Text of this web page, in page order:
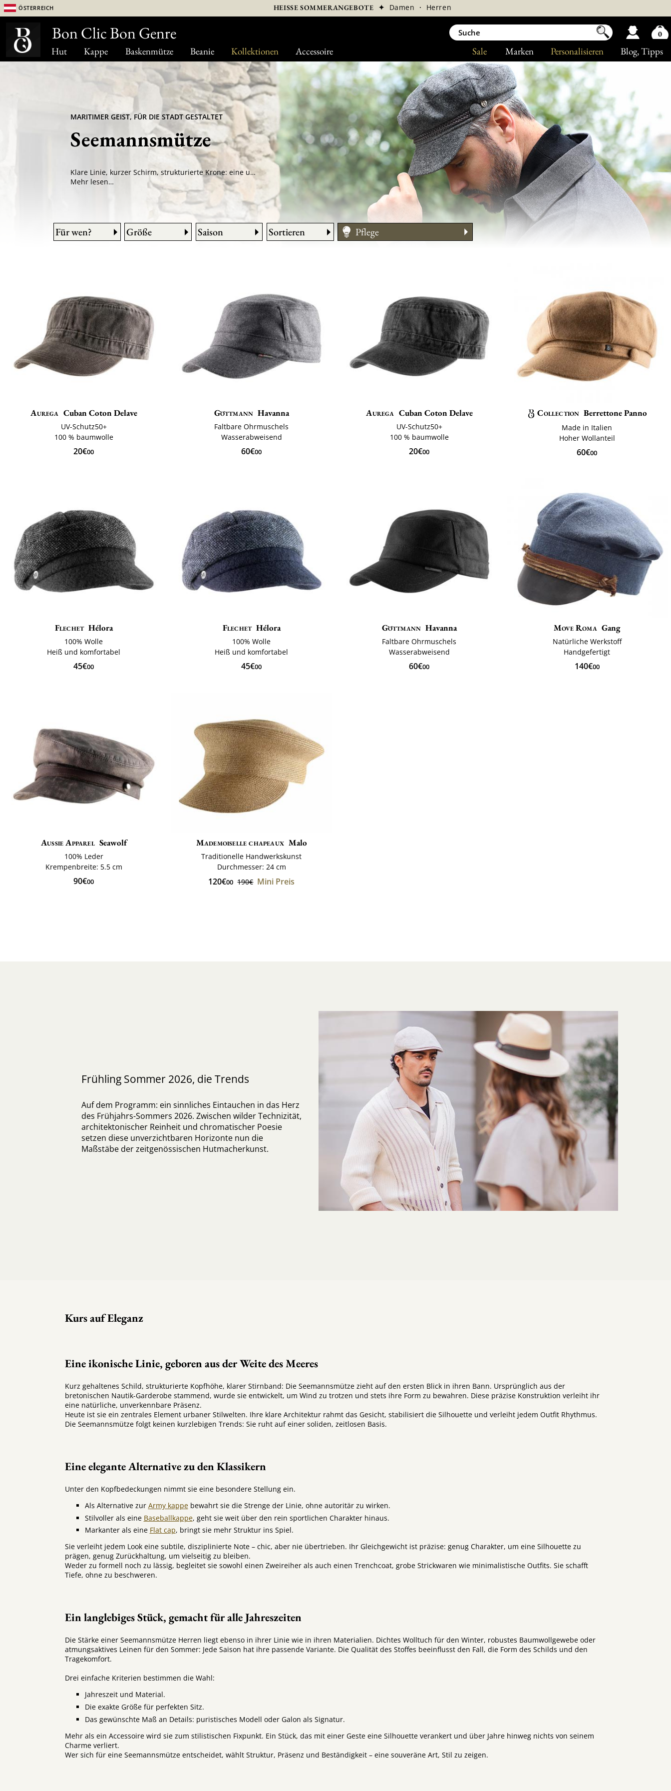
Hut Kappe Baskenmütze Beanie Kollektionen Accessoire Blog, Tipps
Personalisieren
Marken
Sale
Österreich HEISSE SOMMERANGEBOTE ✦ Damen · Herren
MARITIMER GEIST, FÜR DIE STADT GESTALTET
Seemannsmütze
Klare Linie, kurzer Schirm, strukturierte Krone: eine unverwechselbare Silhouette. An den Kais geboren und vom Wind geformt, trägt sie den Geist der hohen See in die urbane Eleganz. Wolltuch oder robuster Baumwollstoff, präzise Details: eine selbstbewusste Präsenz zwischen Bodenständigkeit und Freiheit.
Mehr lesen…
Für wen? Größe Saison Sortieren
Pflege
Größentabelle
Aurega Cuban Coton Delave
UV-Schutz50+
100 % baumwolle
20€00
Göttmann Havanna
Faltbare Ohrmuschels
Wasserabweisend
60€00
Aurega Cuban Coton Delave
UV-Schutz50+
100 % baumwolle
20€00
Collection Berrettone Panno
Made in Italien
Hoher Wollanteil
60€00
Flechet Hélora
100% Wolle
Heiß und komfortabel
45€00
Flechet Hélora
100% Wolle
Heiß und komfortabel
45€00
Göttmann Havanna
Faltbare Ohrmuschels
Wasserabweisend
60€00
Move Roma Gang
Natürliche Werkstoff
Handgefertigt
140€00
Aussie Apparel Seawolf
100% Leder
Krempenbreite: 5.5 cm
90€00
Mademoiselle chapeaux Malo
Traditionelle Handwerkskunst
Durchmesser: 24 cm
120€00 190€ Mini Preis
Frühling Sommer 2026, die Trends
Auf dem Programm: ein sinnliches Eintauchen in das Herz
des Frühjahrs-Sommers 2026. Zwischen wilder Technizität,
architektonischer Reinheit und chromatischer Poesie
setzen diese unverzichtbaren Horizonte nun die
Maßstäbe der zeitgenössischen Hutmacherkunst.
Kurs auf Eleganz
Eine ikonische Linie, geboren aus der Weite des Meeres
Kurz gehaltenes Schild, strukturierte Kopfhöhe, klarer Stirnband: Die Seemannsmütze zieht auf den ersten Blick in ihren Bann. Ursprünglich aus der
bretonischen Nautik-Garderobe stammend, wurde sie entwickelt, um Wind zu trotzen und stets ihre Form zu bewahren. Diese präzise Konstruktion verleiht ihr
eine natürliche, unverkennbare Präsenz.
Heute ist sie ein zentrales Element urbaner Stilwelten. Ihre klare Architektur rahmt das Gesicht, stabilisiert die Silhouette und verleiht jedem Outfit Rhythmus.
Die Seemannsmütze folgt keinen kurzlebigen Trends: Sie ruht auf einer soliden, zeitlosen Basis.
Eine elegante Alternative zu den Klassikern
Unter den Kopfbedeckungen nimmt sie eine besondere Stellung ein.
Als Alternative zur Army kappebewahrt sie die Strenge der Linie, ohne autoritär zu wirken.
Stilvoller als eine Baseballkappe, geht sie weit über den rein sportlichen Charakter hinaus.
Markanter als eine Flat cap, bringt sie mehr Struktur ins Spiel.
Sie verleiht jedem Look eine subtile, disziplinierte Note – chic, aber nie übertrieben. Ihr Gleichgewicht ist präzise: genug Charakter, um eine Silhouette zu
prägen, genug Zurückhaltung, um vielseitig zu bleiben.
Weder zu formell noch zu lässig, begleitet sie sowohl einen Zweireiher als auch einen Trenchcoat, grobe Strickwaren wie minimalistische Outfits. Sie schafft
Tiefe, ohne zu beschweren.
Ein langlebiges Stück, gemacht für alle Jahreszeiten
Die Stärke einer Seemannsmütze Herren liegt ebenso in ihrer Linie wie in ihren Materialien. Dichtes Wolltuch für den Winter, robustes Baumwollgewebe oder
atmungsaktives Leinen für den Sommer: Jede Saison hat ihre passende Variante. Die Qualität des Stoffes beeinflusst den Fall, die Form des Schilds und den
Tragekomfort.
Drei einfache Kriterien bestimmen die Wahl:
Jahreszeit und Material.
Die exakte Größe für perfekten Sitz.
Das gewünschte Maß an Details: puristisches Modell oder Galon als Signatur.
Mehr als ein Accessoire wird sie zum stilistischen Fixpunkt. Ein Stück, das mit einer Geste eine Silhouette verankert und über Jahre hinweg nichts von seinem
Charme verliert.
Wer sich für eine Seemannsmütze entscheidet, wählt Struktur, Präsenz und Beständigkeit – eine souveräne Art, Stil zu zeigen.
Bon Clic Bon Genre 0